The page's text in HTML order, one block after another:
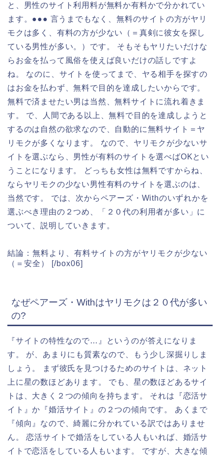
と、男性のサイト利用料が無料か有料かで分かれてい
ます。●●● 言うまでもなく、無料のサイトの方がヤリ
モクは多く、有料の方が少ない（＝真剣に彼女を探し
ている男性が多い。）です。 そもそもヤリたいだけな
らお金を払って風俗を使えば良いだけの話しですよ
ね。 なのに、サイトを使ってまで、ヤる相手を探すの
はお金を払わず、無料で目的を達成したいからです。
無料で済ませたい男は当然、無料サイトに流れ着きま
す。 で、人間である以上、無料で目的を達成しようと
するのは自然の欲求なので、自動的に無料サイト＝ヤ
リモクが多くなります。 なので、ヤリモクが少ないサ
イトを選ぶなら、男性が有料のサイトを選べばOKとい
うことになります。 どっちも女性は無料ですからね、
ならヤリモクの少ない男性有料のサイトを選ぶのは、
当然です。 では、次からペアーズ・Withのいずれかを
選ぶべき理由の２つめ、「２０代の利用者が多い」に
ついて、説明していきます。
結論：無料より、有料サイトの方がヤリモクが少ない
（＝安全） [/box06]
なぜペアーズ・Withはヤリモクは２０代が多い
の?
『サイトの特性なので…』というのが答えになりま
す。 が、あまりにも質素なので、もう少し深掘りしま
しょう。 まず彼氏を見つけるためのサイトは、ネット
上に星の数ほどあります。 でも、星の数ほどあるサイ
トは、大きく２つの傾向を持ちます。 それは『恋活サ
イト』か『婚活サイト』の２つの傾向です。 あくまで
『傾向』なので、綺麗に分かれている訳ではありませ
ん。 恋活サイトで婚活をしている人もいれば、婚活サ
イトで恋活をしている人もいます。 ですが、大きな傾